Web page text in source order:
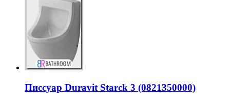
Писсуар Duravit Starck 3 (0821350000)